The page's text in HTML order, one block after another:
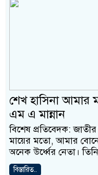
শেখ হাসিনা আমার
এম এ মান্নান
বিশেষ প্রতিবেদক:
মায়ের মতো, আমার
অনেক উর্ধ্বের নেতা। তিনি
বিস্তারিত..